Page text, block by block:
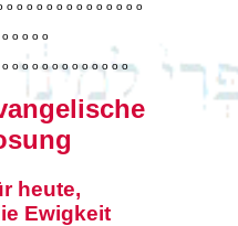
o o o o o o o o o o o o o o
o o o o o
o o o o o o o o o o o o o
heute,
Ewigkeit